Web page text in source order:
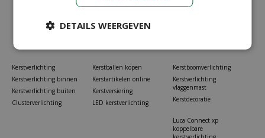
Kerstverlichting
Kerstverlichting binnen
Kerstverlichting buiten
Clusterverlichting
Kerstballen kopen
Kerstartikelen online
Kerstversiering
LED kerstverlichting
Kerstboomverlichting
Kerstverlichting
vlaggenmast
Kerstdecoratie
Luca Connect xp
koppelbare
DETAILS WEERGEVEN